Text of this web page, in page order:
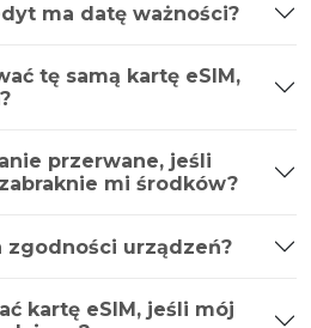
ma datę ważności?
tę samą kartę eSIM,
przerwane, jeśli
mi środków?
urządzeń?
kartę eSIM, jeśli mój